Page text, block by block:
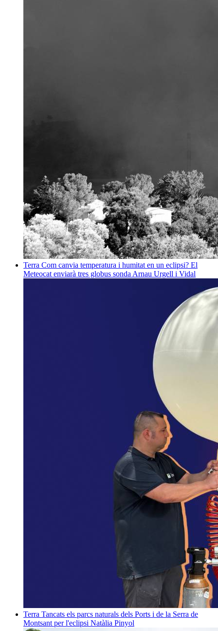
Terra Com canvia temperatura i humitat en un eclipsi? El
Meteocat enviarà tres globus sonda Arnau Urgell i Vidal
Terra Tancats els parcs naturals dels Ports i de la Serra de
Montsant per l'eclipsi Natàlia Pinyol